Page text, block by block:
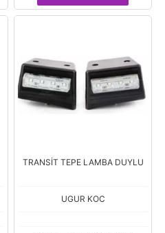
TRANSİT TEPE LAMBA DUYLU
UGUR KOC